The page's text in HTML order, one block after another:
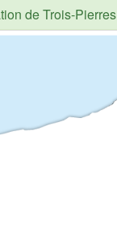
de Trois-Pierres